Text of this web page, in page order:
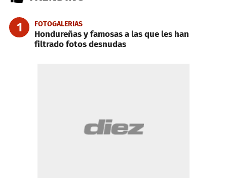
1 FOTOGALERIAS
Hondureñas y famosas a las que les han
filtrado fotos desnudas